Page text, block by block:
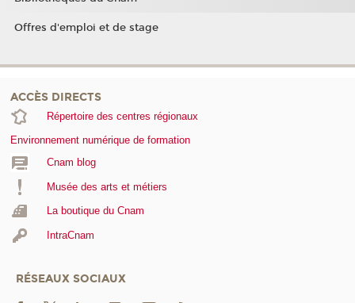
Offres d'emploi et de stage
ACCÈS DIRECTS
Répertoire des centres régionaux
Environnement numérique de formation
Cnam blog
Musée des arts et métiers
La boutique du Cnam
IntraCnam
RÉSEAUX SOCIAUX